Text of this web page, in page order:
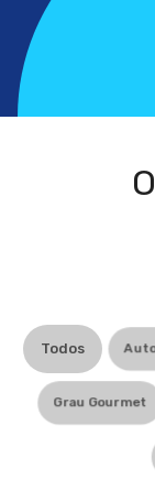
Todos
Grau Gourmet